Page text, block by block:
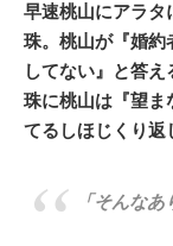
早速桃山にアラタ
珠。桃山が『婚約
してない』と答
珠に桃山は『望ま
てるしほじくり返
「そんな